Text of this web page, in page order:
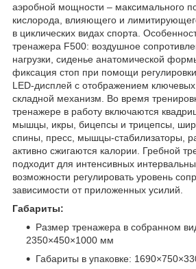
аэробной мощности – максимального
кислорода, влияющего и
в циклических видах спорта.
тренажера F500: воздушное
нагрузки, сиденье анатомической
фиксация стоп при помощи
LED-дисплей с отображением ключевых
складной механизм. Во время
тренажере в работу включаются
мышцы, икры, бицепсы и трицепсы,
спины, пресс, мышцы-стабилизаторы,
активно сжигаются калории. Гребной
подходит для интенсивных
возможности регулировать уровень
зависимости от приложенных усилий.
Габариты:
Размер тренажера в собранном
2350×450×1000 мм
Габариты в упаковке: